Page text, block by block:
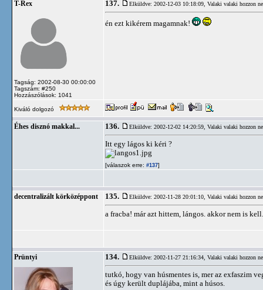
T-Rex
Tagság: 2002-08-30 00:00:00
Tagszám: #250
Hozzászólások: 1041
137. Elküldve: 2002-12-03 10:18:09, Valaki valaki hozzon
én ezt kikérem magamnak!
Kiváló dolgozó
Éhes disznó makkal... 136. Elküldve: 2002-12-02 14:20:59, Valaki valaki hozzon
Itt egy lágos ki kéri ?
[válaszok erre: #137]
decentralizált körközéppont 135. Elküldve: 2002-11-28 20:01:10, Valaki valaki hozzon
a fracba! már azt hittem, lángos. akkor nem is kell.
Prüntyi 134. Elküldve: 2002-11-27 21:16:34, Valaki valaki hozzon
tutkó, hogy van húsmentes is, mer az exfaszim
és úgy került duplájába, mint a húsos.